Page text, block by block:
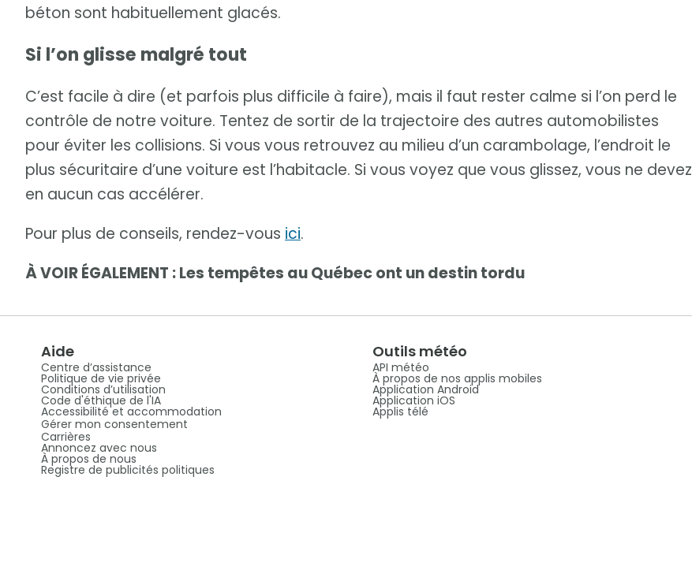
béton sont habituellement glacés.
Si l’on glisse malgré tout
C’est facile à dire (et parfois plus difficile à faire), mais il faut rester calme si l’on perd le
contrôle de notre voiture. Tentez de sortir de la trajectoire des autres automobilistes
pour éviter les collisions. Si vous vous retrouvez au milieu d’un carambolage, l’endroit le
plus sécuritaire d’une voiture est l’habitacle. Si vous voyez que vous glissez, vous ne devez
en aucun cas accélérer.
Pour plus de conseils, rendez-vous ici.
À VOIR ÉGALEMENT : Les tempêtes au Québec ont un destin tordu
Aide
Centre d’assistance
Politique de vie privée
Conditions d’utilisation
Code d'éthique de l'IA
Accessibilité et accommodation
Gérer mon consentement
Carrières
Annoncez avec nous
À propos de nous
Registre de publicités politiques
Outils météo
API météo
À propos de nos applis mobiles
Application Android
Application iOS
Applis télé